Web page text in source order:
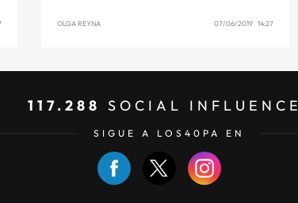
OLGA REYNA 07/06/2019 14:27
117.288 SOCIAL INFLUENCE
SIGUE A LOS40PA EN